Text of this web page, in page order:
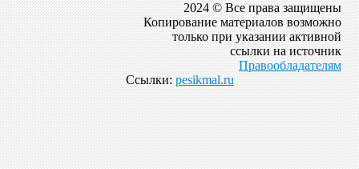
2024 © Все права защищены
Копирование материалов возможно
только при указании активной
ссылки на источник
Правообладателям
Ссылки: pesikmal.ru